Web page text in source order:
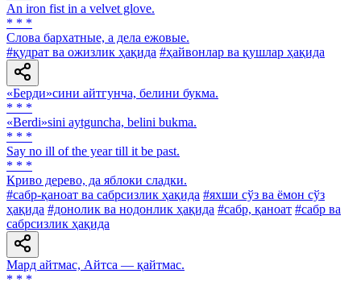
An iron fist in a velvet glove.
* * *
Слова бархатные, а дела ежовые.
#қудрат ва ожизлик ҳақида #ҳайвонлар ва қушлар ҳақида
«Берди»сини айтгунча, белини букма.
* * *
«Berdi»sini aytguncha, belini bukma.
* * *
Say no ill of the year till it be past.
* * *
Криво дерево, да яблоки сладки.
#сабр-қаноат ва сабрсизлик ҳақида #яхши сўз ва ёмон сўз
ҳақида #донолик ва нодонлик ҳақида #сабр, қаноат #сабр ва
сабрсизлик ҳақида
Мард айтмас, Айтса — қайтмас.